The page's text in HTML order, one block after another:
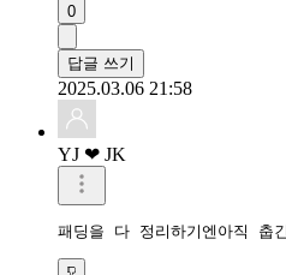
0
답글 쓰기
2025.03.06 21:58
YJ ❤ JK
패딩을 다 정리하기엔아직 춥